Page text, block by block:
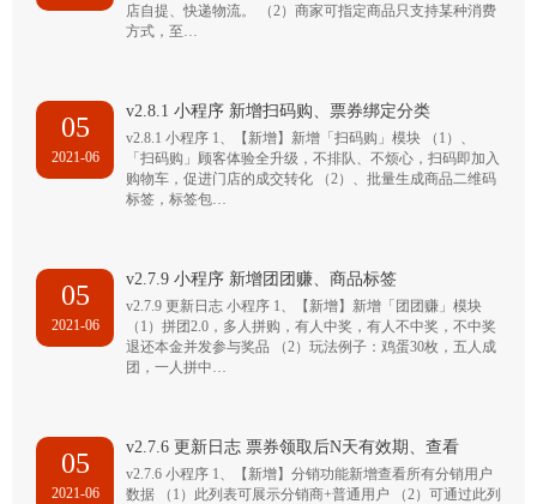
店自提、快递物流。 （2）商家可指定商品只支持某种消费
方式，至…
05
2021-06
v2.8.1 小程序 新增扫码购、票券绑定分类
v2.8.1 小程序 1、【新增】新增「扫码购」模块 （1）、
「扫码购」顾客体验全升级，不排队、不烦心，扫码即加入
购物车，促进门店的成交转化 （2）、批量生成商品二维码
标签，标签包…
05
2021-06
v2.7.9 小程序 新增团团赚、商品标签
v2.7.9 更新日志 小程序 1、【新增】新增「团团赚」模块
（1）拼团2.0，多人拼购，有人中奖，有人不中奖，不中奖
退还本金并发参与奖品 （2）玩法例子：鸡蛋30枚，五人成
团，一人拼中…
05
2021-06
v2.7.6 更新日志 票券领取后N天有效期、查看
v2.7.6 小程序 1、【新增】分销功能新增查看所有分销用户
数据 （1）此列表可展示分销商+普通用户 （2）可通过此列